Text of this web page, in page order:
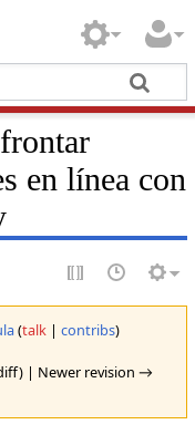
en línea con
(talk| contribs)
| Newer revision →